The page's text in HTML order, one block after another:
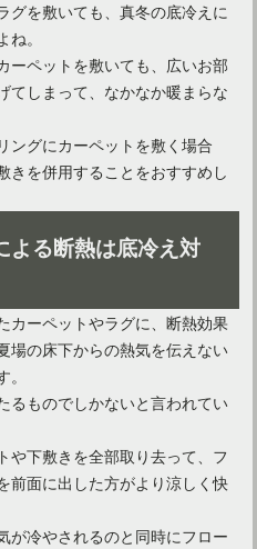
ーペットの選び方・敷き方
止め！意外な物で代用可能
グを敷いても、真冬の底冷えに
。
ーペットを敷いても、広いお部
てしまって、なかなか暖まらな
ングにカーペットを敷く場合
きを併用することをおすすめし
よる断熱は底冷え対
カーペットやラグに、断熱効果
場の床下からの熱気を伝えない
るものでしかないと言われてい
や下敷きを全部取り去って、フ
前面に出した方がより涼しく快
が冷やされるのと同時にフロー